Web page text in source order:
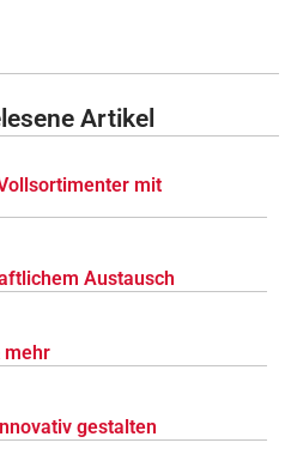
Artikel
mit
Austausch
mehr
gestalten